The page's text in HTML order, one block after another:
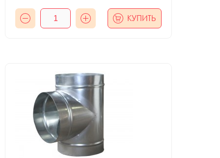
КУПИТЬ